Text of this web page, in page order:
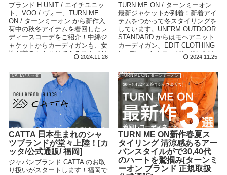
ブランド H.UNIT / エイチユニッ
ト、VOO / ヴォー、TURN ME
ON / ターンミーオン から新作入
荷中の秋冬アイテムを着回したレ
ディースコーデをご紹介！中綿ジ
ャケットからカーディガンも、女
性が着るからこそできるスタイリ
2024.11.26
TURN ME ON / ターンミーオン
最新ジャケットが到着！新着アイ
テムをつかって冬スタイリングを
しています。UNFRM OUTDOOR
STANDARD からはモヘアニット
カーディガン、EDIT CLOTHING
/ エディットクロージングからは
ボトムスと今季も人気アイテムが
2024.11.25
CATTA / カッタ
CATTA 日本生まれのシャ
ツブランドが堂々上陸！[カ
ッタ/公式通販/ 福岡]
ジャパンブランド CATTA のお取
り扱いがスタートします！福岡で
TURN ME ON / ターンミーオン
TURN ME ON新作春夏ス
タイリング 清涼感あるアー
バンスタイルがで30,40代
のハートを鷲掴み[ターンミ
ーオン ブランド 正規取扱